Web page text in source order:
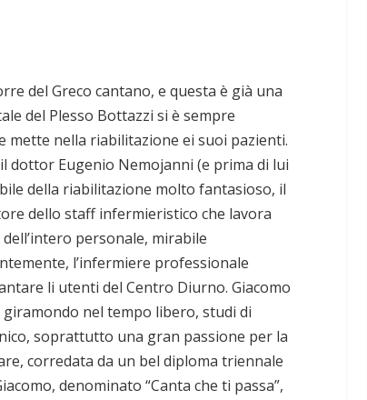
del Greco cantano, e questa è già una
del Plesso Bottazzi si è sempre
mette nella riabilitazione ei suoi pazienti.
dottor Eugenio Nemojanni (e prima di lui
della riabilitazione molto fantasioso, il
dello staff infermieristico che lavora
personale, mirabile
l’infermiere professionale
li utenti del Centro Diurno. Giacomo
nel tempo libero, studi di
soprattutto una gran passione per la
corredata da un bel diploma triennale
denominato “Canta che ti passa”,